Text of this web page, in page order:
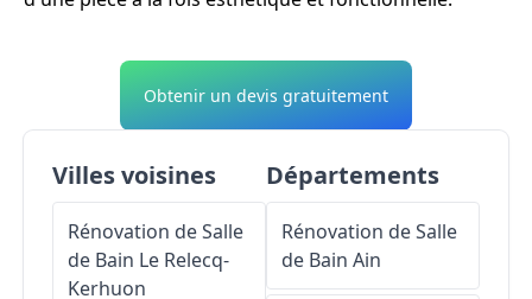
Obtenir un devis gratuitement
Villes voisines
Rénovation de Salle
de Bain Le Relecq-
Kerhuon
Départements
Rénovation de Salle
de Bain Ain